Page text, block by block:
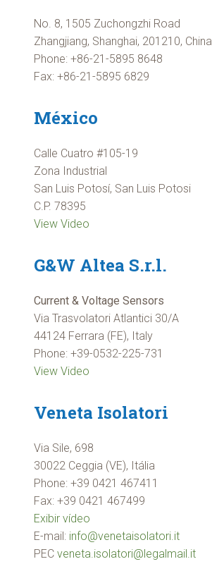
No. 8, 1505 Zuchongzhi Road
Zhangjiang, Shanghai, 201210, China
Phone: +86-21-5895 8648
Fax: +86-21-5895 6829
México
Calle Cuatro #105-19
Zona Industrial
San Luis Potosí, San Luis Potosi
C.P. 78395
View Video
G&W Altea S.r.l.
Current & Voltage Sensors
Via Trasvolatori Atlantici 30/A
44124 Ferrara (FE), Italy
Phone: +39-0532-225-731
View Video
Veneta Isolatori
Via Sile, 698
30022 Ceggia (VE), Itália
Phone: +39 0421 467411
Fax: +39 0421 467499
Exibir vídeo
E-mail: info@venetaisolatori.it
PEC veneta.isolatori@legalmail.it